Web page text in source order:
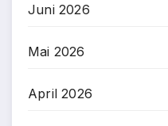
Juni 2026
Mai 2026
April 2026